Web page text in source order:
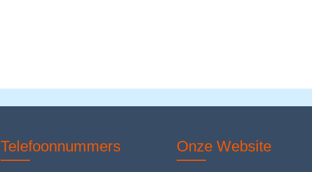
Telefoonnummers Onze Website